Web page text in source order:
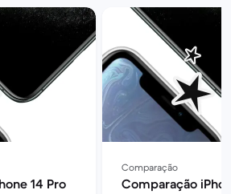
14 Pro
Comparação
Comparação